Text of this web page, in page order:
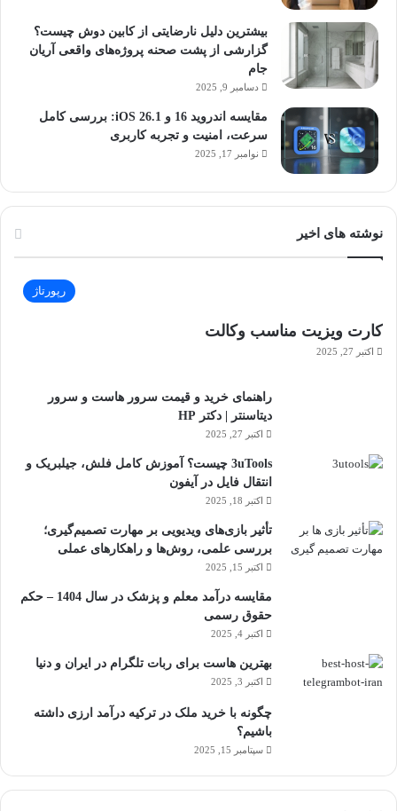
بیشترین دلیل نارضایتی از کابین دوش چیست؟
گزارشی از پشت صحنه پروژه‌های واقعی آریان
جام
دسامبر 9, 2025
مقایسه اندروید 16 و iOS 26.1: بررسی کامل
سرعت، امنیت و تجربه کاربری
نوامبر 17, 2025
نوشته های اخیر
رپورتاژ
کارت ویزیت مناسب وکالت
اکتبر 27, 2025
راهنمای خرید و قیمت سرور هاست و سرور
دیتاسنتر | دکتر HP
اکتبر 27, 2025
3uTools چیست؟ آموزش کامل فلش، جیلبریک و
انتقال فایل در آیفون
اکتبر 18, 2025
تأثیر بازی‌های ویدیویی بر مهارت تصمیم‌گیری؛
بررسی علمی، روش‌ها و راهکارهای عملی
اکتبر 15, 2025
مقایسه درآمد معلم و پزشک در سال 1404 – حکم
حقوق رسمی
اکتبر 4, 2025
بهترین هاست برای ربات تلگرام در ایران و دنیا
اکتبر 3, 2025
چگونه با خرید ملک در ترکیه درآمد ارزی داشته
باشیم؟
سپتامبر 15, 2025